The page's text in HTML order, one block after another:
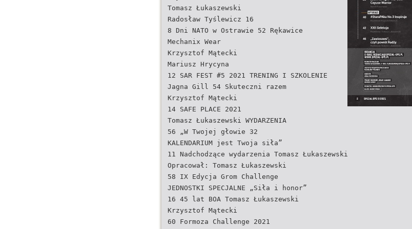
Tomasz Łukaszewski
Radosław Tyślewicz 16
8 Dni NATO w Ostrawie 52 Rękawice
Mechanix Wear
Krzysztof Mątecki
Mariusz Hrycyna
12 SAR FEST #5 2021 TRENING I SZKOLENIE
Jagna Gill 54 Skuteczni razem
Krzysztof Mątecki
14 SAFE PLACE 2021
Tomasz Łukaszewski WYDARZENIA
56 „W Twojej głowie 32
KALENDARIUM jest Twoja siła”
11 Nadchodzące wydarzenia Tomasz Łukaszewski
Opracował: Tomasz Łukaszewski
58 IX Edycja Grom Challenge
JEDNOSTKI SPECJALNE „Siła i honor”
16 45 lat BOA Tomasz Łukaszewski
Krzysztof Mątecki
60 Formoza Challenge 2021